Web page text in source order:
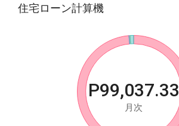
住宅ローン計算機
P99,037.33
月次